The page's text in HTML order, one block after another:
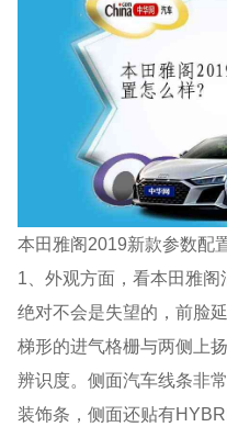
本田雅阁2019新款参数配
1、外观方面，看本田雅阁
绝对不会是失望的，前脸
梯形的进气格栅与两侧上
辨识度。侧面汽车线条非
装饰条，侧面还贴有